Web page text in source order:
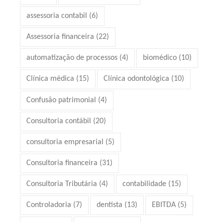
assessoria contabil (6)
Assessoria financeira (22)
automatização de processos (4) biomédico (10)
Clínica médica (15) Clínica odontológica (10)
Confusão patrimonial (4)
Consultoria contábil (20)
consultoria empresarial (5)
Consultoria financeira (31)
Consultoria Tributária (4) contabilidade (15)
Controladoria (7) dentista (13) EBITDA (5)